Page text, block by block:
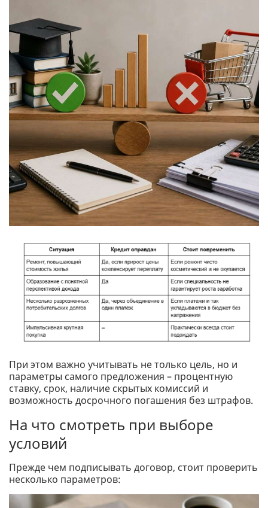
При этом важно учитывать не только цель, но и
параметры самого предложения – процентную
ставку, срок, наличие скрытых комиссий и
возможность досрочного погашения без штрафов.
На что смотреть при выборе
условий
Прежде чем подписывать договор, стоит проверить
несколько параметров: